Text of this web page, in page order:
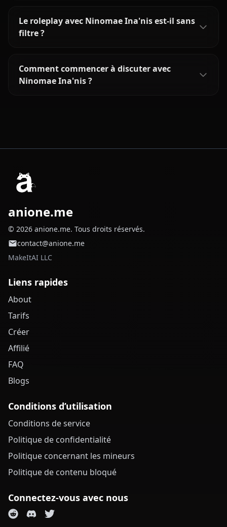
Le roleplay avec Ninomae Ina'nis est-il sans
filtre ?
Comment commencer à discuter avec
Ninomae Ina'nis ?
anione.me
© 2026 anione.me. Tous droits réservés.
contact@anione.me
MakeItAI LLC
Liens rapides
About
Tarifs
Créer
Affilié
FAQ
Blogs
Conditions d’utilisation
Conditions de service
Politique de confidentialité
Politique concernant les mineurs
Politique de contenu bloqué
Connectez-vous avec nous